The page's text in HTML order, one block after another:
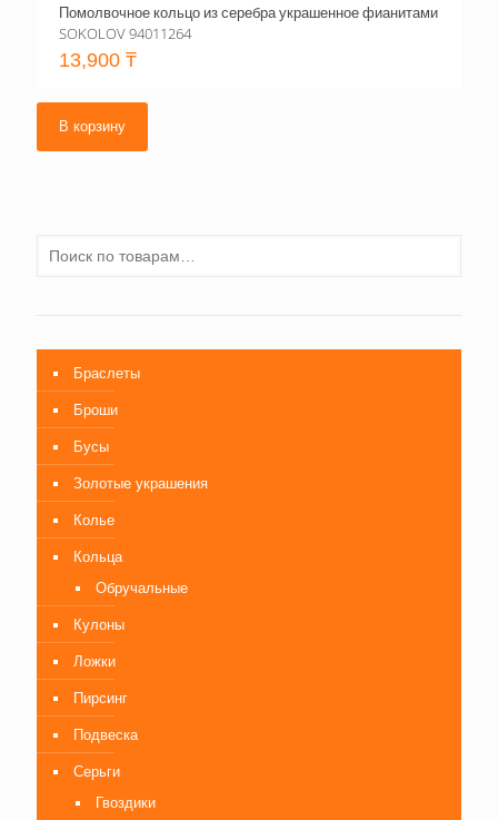
Помолвочное кольцо из серебра украшенное фианитами
SOKOLOV 94011264
13,900 ₸
В корзину
Браслеты
Броши
Бусы
Золотые украшения
Колье
Кольца
Обручальные
Кулоны
Ложки
Пирсинг
Подвеска
Серьги
Гвоздики